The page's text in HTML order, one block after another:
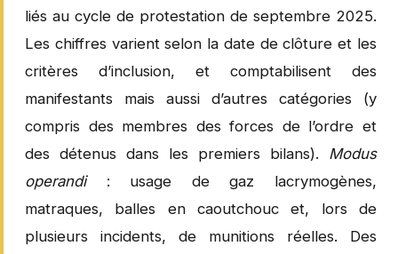
liés au cycle de protestation de septembre 2025.
Les chiffres varient selon la date de clôture et les
critères d’inclusion, et comptabilisent des
manifestants mais aussi d’autres catégories (y
compris des membres des forces de l’ordre et
des détenus dans les premiers bilans). Modus
operandi: usage de gaz lacrymogènes,
matraques, balles en caoutchouc et, lors de
plusieurs incidents, de munitions réelles. Des